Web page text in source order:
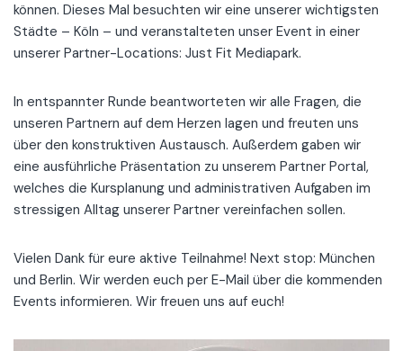
können. Dieses Mal besuchten wir eine unserer wichtigsten
Städte – Köln – und veranstalteten unser Event in einer
unserer Partner-Locations: Just Fit Mediapark.
In entspannter Runde beantworteten wir alle Fragen, die
unseren Partnern auf dem Herzen lagen und freuten uns
über den konstruktiven Austausch. Außerdem gaben wir
eine ausführliche Präsentation zu unserem Partner Portal,
welches die Kursplanung und administrativen Aufgaben im
stressigen Alltag unserer Partner vereinfachen sollen.
Vielen Dank für eure aktive Teilnahme! Next stop: München
und Berlin. Wir werden euch per E-Mail über die kommenden
Events informieren. Wir freuen uns auf euch!